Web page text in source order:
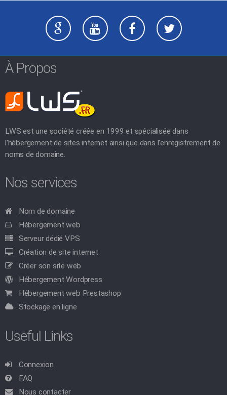
À Propos
LWS est une société créée en 1999 et spécialisée dans
l'hébergement de sites internet ainsi que dans l'enregistrement de
noms de domaine.
Nos services
Nom de domaine
Hébergement web
Serveur dédié VPS
Création de site internet
Créer son site web
Hébergement Wordpress
Hébergement web Prestashop
Stockage en ligne
Useful Links
Connexion
FAQ
Nous contacter